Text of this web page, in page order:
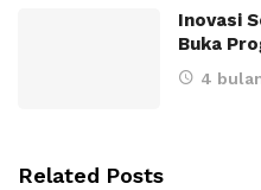
Inovasi
Buka
4
Related Posts